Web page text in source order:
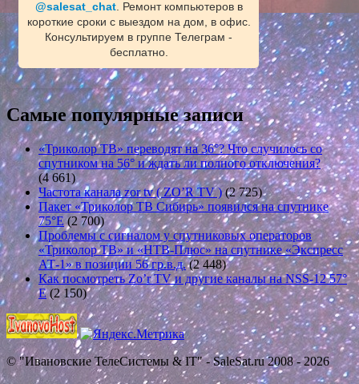
@salesat_chat. Ремонт компьютеров в
короткие сроки с выездом на дом, в офис.
Консультируем в группе Телеграм -
бесплатно.
Самые популярные записи
«Триколор ТВ» переводят на 36°? Что случилось со
спутником на 56° и ждать ли полного отключения?
(4 661)
Частота канала zor tv ( ZO’R TV ) (2 725)
Пакет «Триколор ТВ Сибирь» появился на спутнике
75°E (2 700)
Проблемы с сигналом у спутниковых операторов
«Триколор ТВ» и «НТВ-Плюс» на спутнике «Экспресс
АТ-1» в позиции 56 гр.в.д. (2 448)
Как посмотреть Zo’r TV и другие каналы на NSS-12 57°
E (2 150)
© "Ивановские ТелеСистемы & IT" - SaleSat.ru 2008 - 2026